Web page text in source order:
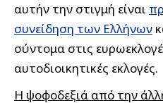
αυτήν την στιγμή είναι
συνείδηση των Ελλήνων
σύντομα στις
αυτοδιοικητικές εκλογές.
Η ψοφοδεξιά από την